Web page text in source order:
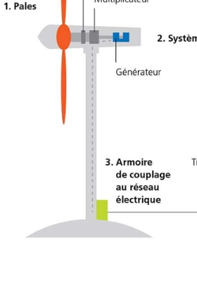
0
0
0
0
0
0
0
0